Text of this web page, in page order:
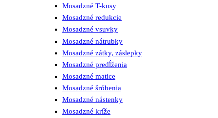
Mosadzné T-kusy
Mosadzné redukcie
Mosadzné vsuvky
Mosadzné nátrubky
Mosadzné zátky, záslepky
Mosadzné predĺženia
Mosadzné matice
Mosadzné šróbenia
Mosadzné nástenky
Mosadzné kríže